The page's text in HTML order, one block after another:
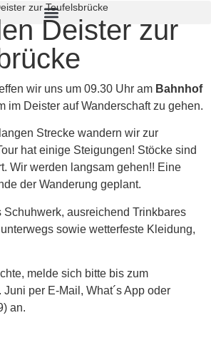
zur Teufelsbrücke
Deister zur
wir uns um 09.30 Uhr am Bahnhof
im Deister auf Wanderschaft zu gehen.
Strecke wandern wir zur
hat einige Steigungen! Stöcke sind
Wir werden langsam gehen!! Eine
der Wanderung geplant.
Schuhwerk, ausreichend Trinkbares
sowie wetterfeste Kleidung,
melde sich bitte bis zum
per E-Mail, What´s App oder
an.